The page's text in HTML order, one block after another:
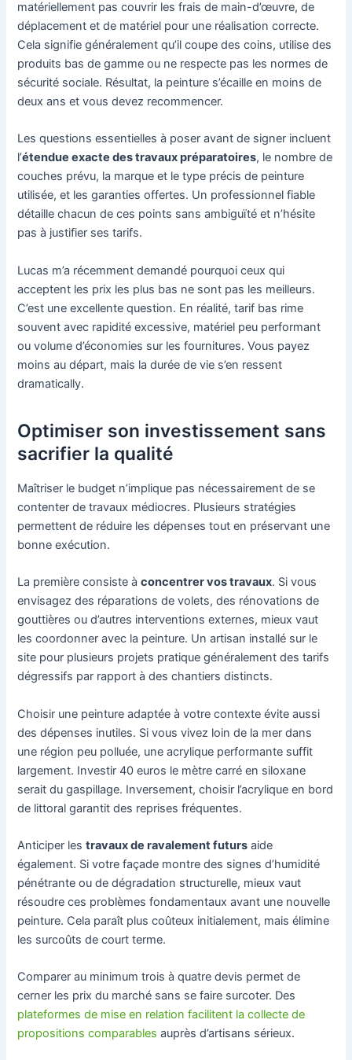
matériellement pas couvrir les frais de main-d’œuvre, de
déplacement et de matériel pour une réalisation correcte.
Cela signifie généralement qu’il coupe des coins, utilise des
produits bas de gamme ou ne respecte pas les normes de
sécurité sociale. Résultat, la peinture s’écaille en moins de
deux ans et vous devez recommencer.
Les questions essentielles à poser avant de signer incluent
l’étendue exacte des travaux préparatoires, le nombre de
couches prévu, la marque et le type précis de peinture
utilisée, et les garanties offertes. Un professionnel fiable
détaille chacun de ces points sans ambiguïté et n’hésite
pas à justifier ses tarifs.
Lucas m’a récemment demandé pourquoi ceux qui
acceptent les prix les plus bas ne sont pas les meilleurs.
C’est une excellente question. En réalité, tarif bas rime
souvent avec rapidité excessive, matériel peu performant
ou volume d’économies sur les fournitures. Vous payez
moins au départ, mais la durée de vie s’en ressent
dramatically.
Optimiser son investissement sans
sacrifier la qualité
Maîtriser le budget n’implique pas nécessairement de se
contenter de travaux médiocres. Plusieurs stratégies
permettent de réduire les dépenses tout en préservant une
bonne exécution.
La première consiste àconcentrer vos travaux. Si vous
envisagez des réparations de volets, des rénovations de
gouttières ou d’autres interventions externes, mieux vaut
les coordonner avec la peinture. Un artisan installé sur le
site pour plusieurs projets pratique généralement des tarifs
dégressifs par rapport à des chantiers distincts.
Choisir une peinture adaptée à votre contexte évite aussi
des dépenses inutiles. Si vous vivez loin de la mer dans
une région peu polluée, une acrylique performante suffit
largement. Investir 40 euros le mètre carré en siloxane
serait du gaspillage. Inversement, choisir l’acrylique en bord
de littoral garantit des reprises fréquentes.
Anticiper lestravaux de ravalement futurs aide
également. Si votre façade montre des signes d’humidité
pénétrante ou de dégradation structurelle, mieux vaut
résoudre ces problèmes fondamentaux avant une nouvelle
peinture. Cela paraît plus coûteux initialement, mais élimine
les surcoûts de court terme.
Comparer au minimum trois à quatre devis permet de
cerner les prix du marché sans se faire surcoter. Des
plateformes de mise en relation facilitent la collecte de
propositions comparables auprès d’artisans sérieux.